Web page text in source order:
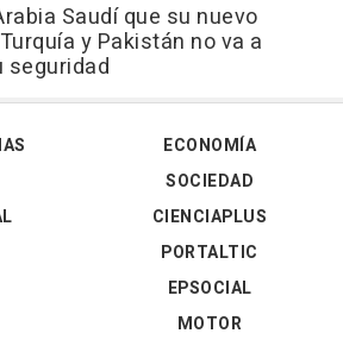
Saudí que su nuevo
y Pakistán no va a
seguridad
ECONOMÍA
SOCIEDAD
CIENCIAPLUS
PORTALTIC
EPSOCIAL
MOTOR